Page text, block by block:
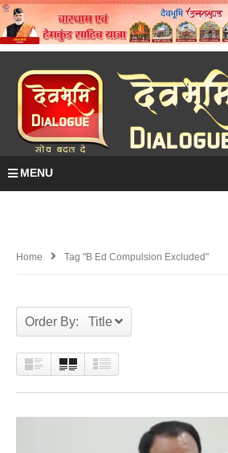
MENU
Home Tag "B Ed Compulsion Excluded"
Order By: Title